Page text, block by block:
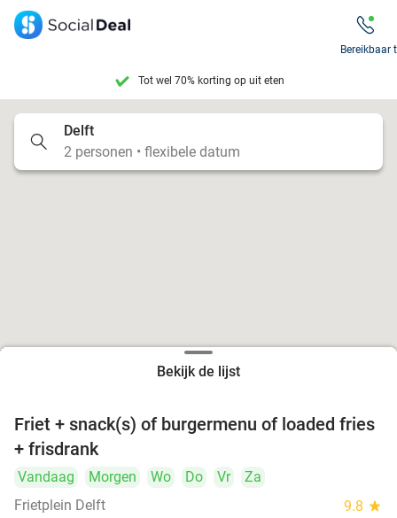
7 dagen per week beschikbaar
9,4 op basis van
Bereikbaar
Delft
2 personen • flexibele datum
Bekijk de lijst
39%
Friet + snack(s) of burgermenu of loaded fries
+ frisdrank
Vandaag Morgen Wo Do Vr
Za
Frietplein Delft
9.8 star